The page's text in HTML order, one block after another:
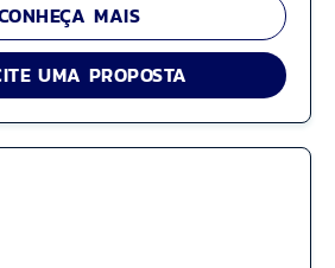
MAIS
UMA PROPOSTA